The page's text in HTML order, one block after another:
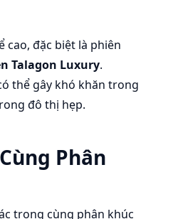
cao, đặc biệt là phiên
Talagon Luxury.
thể gây khó khăn trong
đô thị hẹp.
Phân
trong cùng phân khúc